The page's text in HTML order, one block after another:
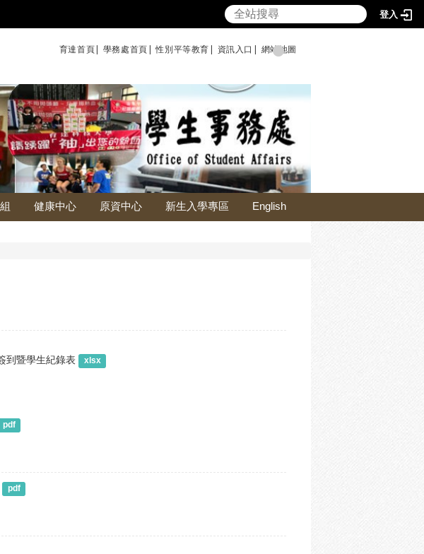
登入
育達首頁| 學務處首頁| 性別平等教育 | 資訊入口| 網站地圖
健康中心 原資中心 新生入學專區 English
到暨學生紀錄表 xlsx
pdf
pdf